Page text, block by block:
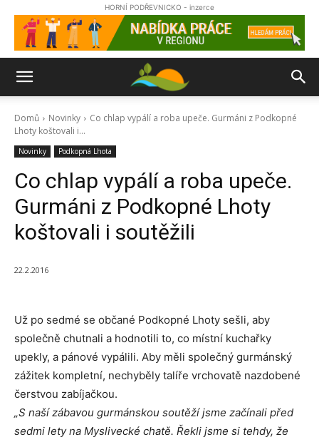
HORNÍ PODŘEVNICKO - inzerce
Domů Novinky
Co chlap vypálí a roba upeče. Gurmáni z Podkopné
Lhoty koštovali i...
Novinky Podkopná Lhota
Co chlap vypálí a roba upeče.
Gurmáni z Podkopné Lhoty
koštovali i soutěžili
22.2.2016
Už po sedmé se občané Podkopné Lhoty sešli, aby
společně chutnali a hodnotili to, co místní kuchařky
upekly, a pánové vypálili. Aby měli společný gurmánský
zážitek kompletní, nechyběly talíře vrchovatě nazdobené
čerstvou zabíjačkou.
„S naší zábavou gurmánskou soutěží jsme začínali před
sedmi lety na Myslivecké chatě. Řekli jsme si tehdy, že